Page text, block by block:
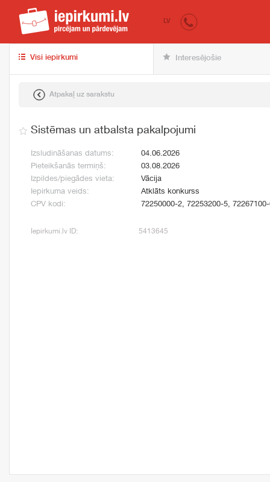
iepirkumi.lv
LV
Visi iepirkumi Interesējošie
Atpakaļ uz sarakstu
Sistēmas un atbalsta pakalpojumi
Izsludināšanas datums:
04.06.2026
Pieteikšanās termiņš:
03.08.2026
Izpildes/piegādes vieta:
Vācija
Iepirkuma veids:
Atklāts konkurss
CPV kodi:
72250000-2, 72253200-5,
Iepirkumi.lv ID: 5413645